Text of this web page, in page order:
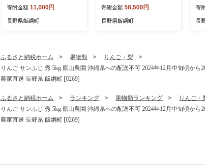
交換保証 ながの農業協同組
合 2026年10月上旬頃から2
フルーツ 信州 長野 予約 長
寄附金額 11,000円
長野県飯綱町
県への配送不可 2026年10
月上旬頃から順次発送予定
寄附金額 58,500円
長野県飯綱町
〜
農
06]
寄
長
ふるさと納税ホーム 果物類
りんご・梨
りんご サンふじ 秀 5kg 原山農園 沖縄県への配送不可 2024年12月中旬頃か
農家直送 長野県 飯綱町 [0269]
ふるさと納税ホーム ランキング 果物類ランキング
りんご・
りんご サンふじ 秀 5kg 原山農園 沖縄県への配送不可 2024年12月中旬頃か
農家直送 長野県 飯綱町 [0269]